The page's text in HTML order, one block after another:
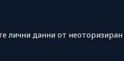
лични данни от